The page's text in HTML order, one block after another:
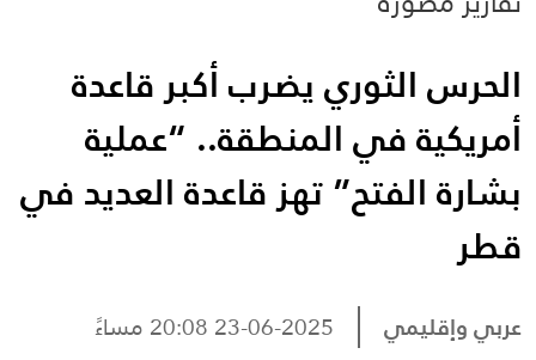
الحرس الثوري يضرب أكبر قاعدة
أمريكية في المنطقة.. “عملية
بشارة الفتح” تهز قاعدة العديد في
قطر
عربي وإقليمي 23-06-2025 20:08 مساءً